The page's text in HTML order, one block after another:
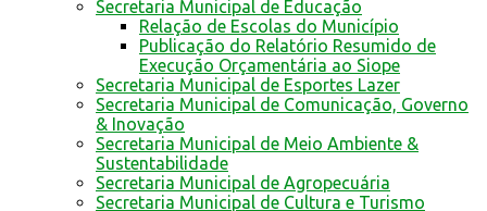
Secretaria Municipal de Educação
Relação de Escolas do Município
Publicação do Relatório Resumido de
Execução Orçamentária ao Siope
Secretaria Municipal de Esportes Lazer
Secretaria Municipal de Comunicação, Governo
& Inovação
Secretaria Municipal de Meio Ambiente &
Sustentabilidade
Secretaria Municipal de Agropecuária
Secretaria Municipal de Cultura e Turismo